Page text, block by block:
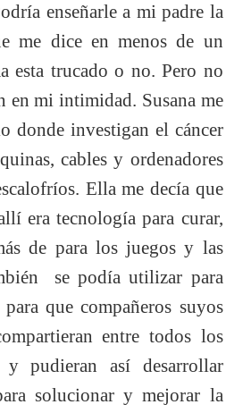
enseñarle a mi padre la
me dice en menos de un
esta trucado o no. Pero no
en mi intimidad. Susana me
donde investigan el cáncer
cables y ordenadores
Ella me decía que
era tecnología para curar,
de para los juegos y las
se podía utilizar para
que compañeros suyos
entre todos los
y pudieran así desarrollar
solucionar y mejorar la